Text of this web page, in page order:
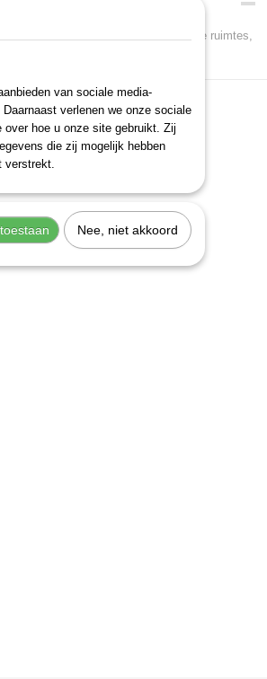
schroefverbindingen in zeer enge ruimtes,
van sociale media-
verlenen we onze sociale
hoe u onze site gebruikt. Zij
die zij mogelijk hebben
verstrekt.
Nee, niet akkoord